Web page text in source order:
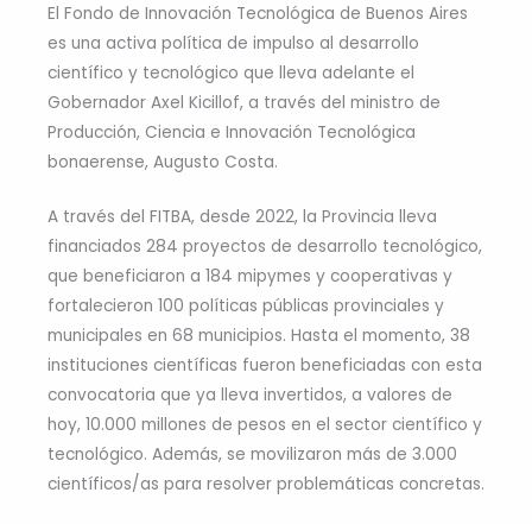
El Fondo de Innovación Tecnológica de Buenos Aires
es una activa política de impulso al desarrollo
científico y tecnológico que lleva adelante el
Gobernador Axel Kicillof, a través del ministro de
Producción, Ciencia e Innovación Tecnológica
bonaerense, Augusto Costa.
A través del FITBA, desde 2022, la Provincia lleva
financiados 284 proyectos de desarrollo tecnológico,
que beneficiaron a 184 mipymes y cooperativas y
fortalecieron 100 políticas públicas provinciales y
municipales en 68 municipios. Hasta el momento, 38
instituciones científicas fueron beneficiadas con esta
convocatoria que ya lleva invertidos, a valores de
hoy, 10.000 millones de pesos en el sector científico y
tecnológico. Además, se movilizaron más de 3.000
científicos/as para resolver problemáticas concretas.